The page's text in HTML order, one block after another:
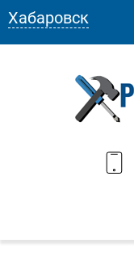
Хабаровск